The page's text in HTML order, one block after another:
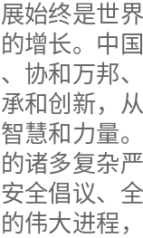
始终是世
增长。中
协和万邦
和创新，
慧和力量
诸多复杂
全倡议、
伟大进程